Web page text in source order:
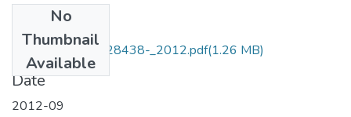
No
Thumbnail
Available
youblisher.com-428438-_2012.pdf(1.26 MB)
Date
2012-09